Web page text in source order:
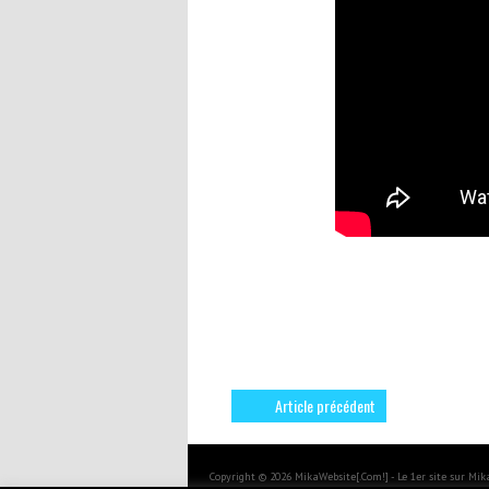
Article précédent
Copyright © 2026 MikaWebsite[.Com!] - Le 1er site sur